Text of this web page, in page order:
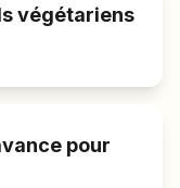
végétariens
pour